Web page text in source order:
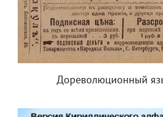
Дореволюционный